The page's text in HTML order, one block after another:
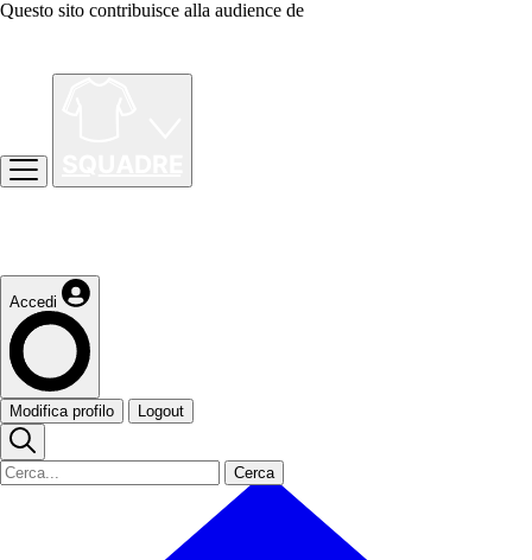
Questo sito contribuisce alla audience de
Accedi
Modifica profilo Logout
Cerca